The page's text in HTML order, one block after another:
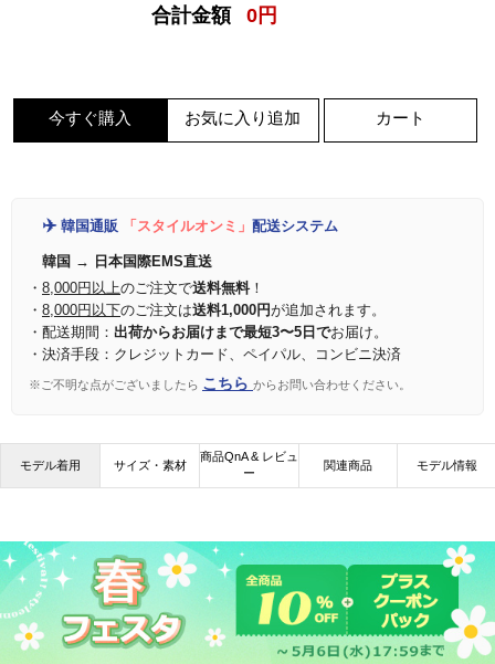
合計金額 0 円
今すぐ購入 お気に入り追加 カート
✈️ 韓国通販 「スタイルオンミ」 配送システム
韓国 → 日本国際EMS直送
・ 8,000円以上のご注文で送料無料！
・ 8,000円以下のご注文は送料1,000円が追加されます。
・配送期間： 出荷からお届けまで最短3〜5日でお届け。
・決済手段：クレジットカード、ペイパル、コンビニ決済
※ご不明な点がございましたら こちら からお問い合わせください。
モデル着用 サイズ・素材
商品QnA & レビュ
ー
関連商品 モデル情報